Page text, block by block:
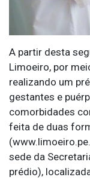
A partir desta
Limoeiro, por
realizando um
gestantes e
comorbidades
feita de duas
sede da
prédio),